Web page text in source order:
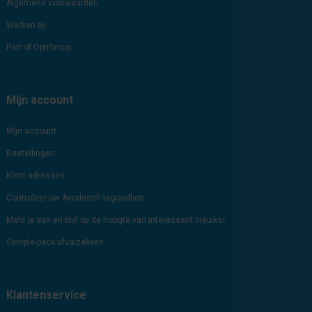
Algemene voorwaarden
Werken bij
Part of OptiGroup
Mijn account
Mijn account
Bestellingen
Klant adressen
Controleer uw Avodesch tegoedbon
Meld je aan en blijf op de hoogte van interessant nieuws!
Sample-pack-afvalzakken
Klantenservice